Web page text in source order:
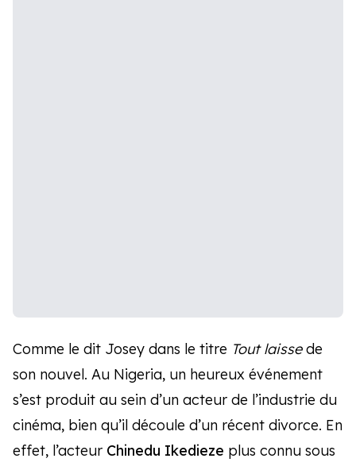
Comme le dit Josey dans le titre Tout laissede
son nouvel. Au Nigeria, un heureux événement
s’est produit au sein d’un acteur de l’industrie du
cinéma, bien qu’il découle d’un récent divorce. En
effet, l’acteur Chinedu Ikedieze plus connu sous